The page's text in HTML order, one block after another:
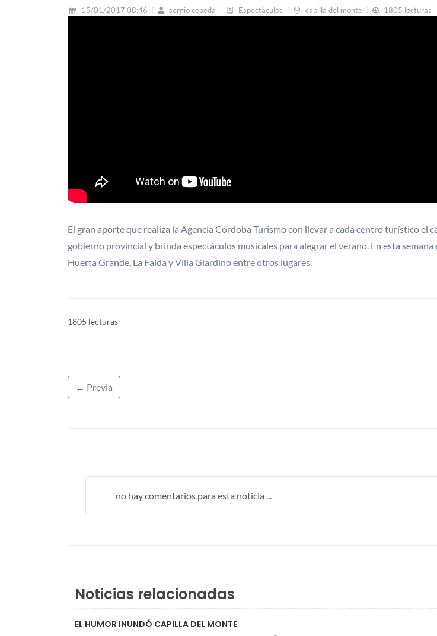
15/01/2017 08:46 sergio cepeda Espectáculos capilla del monte 1805 lecturas
El gran aporte que realiza la Agencia Córdoba Turismo con llevar a cada centro turístico el
gobierno provincial y brinda espectáculos musicales para alegrar el verano. En esta
Huerta Grande, La Falda y Villa Giardino entre otros lugares.
1805 lecturas
← Previa
no hay comentarios para esta noticia ...
Noticias relacionadas
EL HUMOR INUNDÓ CAPILLA DEL MONTE